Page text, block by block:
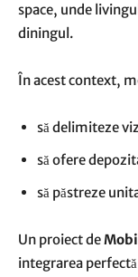
space, unde
diningul.
În acest context,
să delimiteze
să ofere
să păstreze
Un proiect de
integrarea